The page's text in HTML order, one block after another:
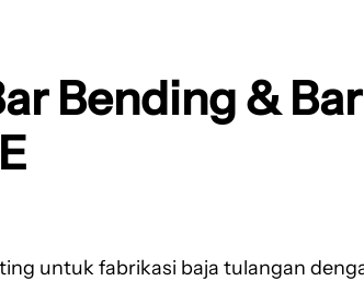
Bending &
untuk fabrikasi baja tulangan